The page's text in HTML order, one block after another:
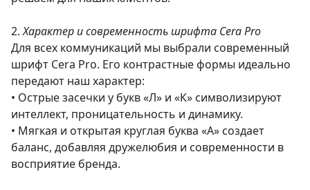
2.Характер и современность шрифта Cera Pro
Для всех коммуникаций мы выбрали современный
шрифт Cera Pro. Его контрастные формы идеально
передают наш характер:
• Острые засечки у букв «Л» и «К» символизируют
интеллект, проницательность и динамику.
• Мягкая и открытая круглая буква «А» создает
баланс, добавляя дружелюбия и современности в
восприятие бренда.